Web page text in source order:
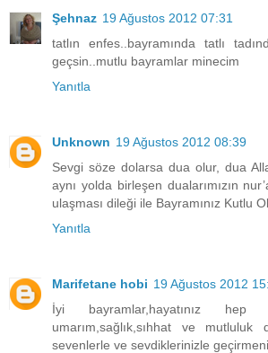
Şehnaz 19 Ağustos 2012 07:31
tatlın enfes..bayramında tatlı
geçsin..mutlu bayramlar minecim
Yanıtla
Unknown 19 Ağustos 2012 08:39
Sevgi söze dolarsa dua olur, dua
aynı yolda birleşen dualarımızın
ulaşması dileği ile Bayramınız Kutlu
Yanıtla
Marifetane hobi 19 Ağustos 2012
İyi bayramlar,hayatınız hep
umarım,sağlık,sıhhat ve
sevenlerle ve sevdiklerinizle